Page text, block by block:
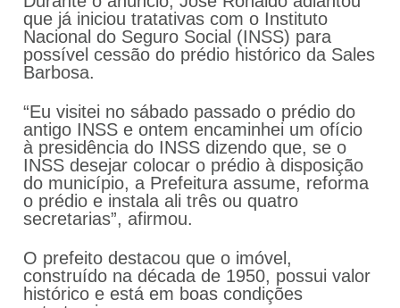
que já iniciou tratativas com o Instituto
Nacional do Seguro Social (INSS) para
possível cessão do prédio histórico da Sales
Barbosa.
“Eu visitei no sábado passado o prédio do
antigo INSS e ontem encaminhei um ofício
à presidência do INSS dizendo que, se o
INSS desejar colocar o prédio à disposição
do município, a Prefeitura assume, reforma
o prédio e instala ali três ou quatro
secretarias”, afirmou.
O prefeito destacou que o imóvel,
construído na década de 1950, possui valor
histórico e está em boas condições